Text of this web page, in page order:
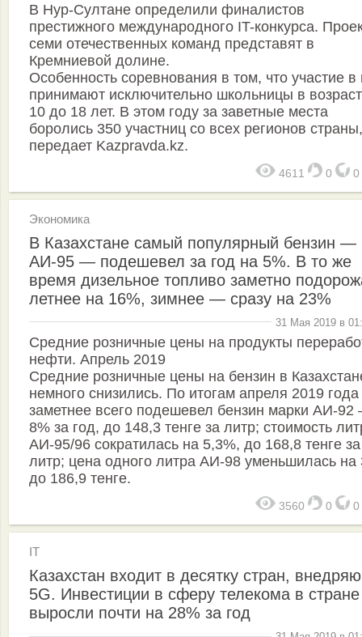
В Нур-Султане определили финалистов
престижного международного IT-конкурса.
семи отечественных команд представят в
Кремниевой долине.
Особенность соревнования в том, что участие в
принимают исключительно школьницы в
10 до 18 лет. В этом году за заветные места
боролись 350 участниц со всех регионов страны,
передает Kazpravda.kz.
4611 0 0
Экономика
В Казахстане самый популярный бензин —
АИ-95 — подешевел за год на 5%. В то же
время дизельное топливо заметно
летнее на 16%, зимнее — сразу на 23%
31 Мая 2019 в
Средние розничные цены на продукты
нефти. Апрель 2019
Средние розничные цены на бензин в
немного снизились. По итогам апреля 2019 года
заметнее всего подешевел бензин марки АИ-
8% за год, до 148,3 тенге за литр; стоимость
АИ-95/96 сократилась на 5,3%, до 168,8 тенге за
литр; цена одного литра АИ-98 уменьшилась на
до 186,9 тенге.
3560 0 0
IT
Казахстан входит в десятку стран,
5G. Инвестиции в сферу телекома в стране
выросли почти на 28% за год